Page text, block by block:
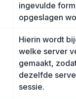
en Lanyards
ingevulde
opgeslagen
Hierin wordt
welke server
gemaakt,
dezelfde
sessie.